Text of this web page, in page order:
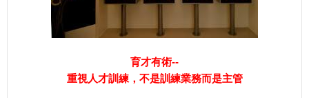
育才有術--
重視人才訓練，不是訓練業務而是主管